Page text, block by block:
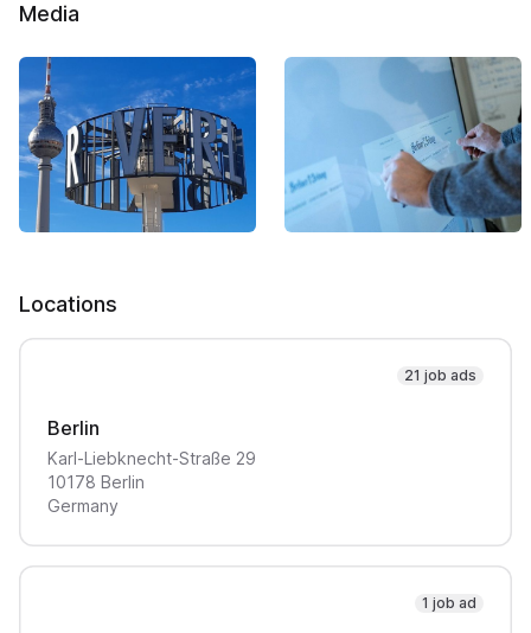
Media
Locations
21 job ads
Berlin
Karl-Liebknecht-Straße 29
10178 Berlin
Germany
1 job ad